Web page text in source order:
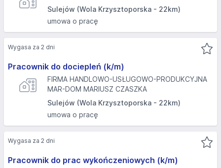
Sulejów (Wola Krzysztoporska - 22km)
umowa o pracę
Pracownik do dociepleń (k/m)
FIRMA HANDLOWO-USŁUGOWO-PRODUKCYJNA
MAR-DOM MARIUSZ CZASZKA
Sulejów (Wola Krzysztoporska - 22km)
umowa o pracę
Wygasa za 2 dni
Pracownik do prac wykończeniowych (k/m)
Wygasa za 2 dni